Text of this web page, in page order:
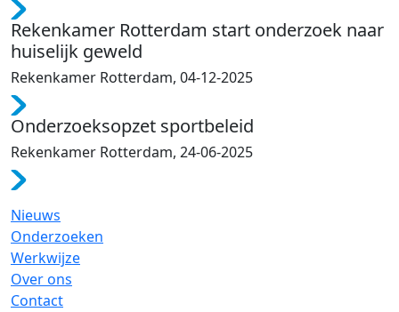
Rekenkamer Rotterdam start onderzoek naar
huiselijk geweld
Rekenkamer Rotterdam, 04-12-2025
Onderzoeksopzet sportbeleid
Rekenkamer Rotterdam, 24-06-2025
Nieuws
Onderzoeken
Werkwijze
Over ons
Contact